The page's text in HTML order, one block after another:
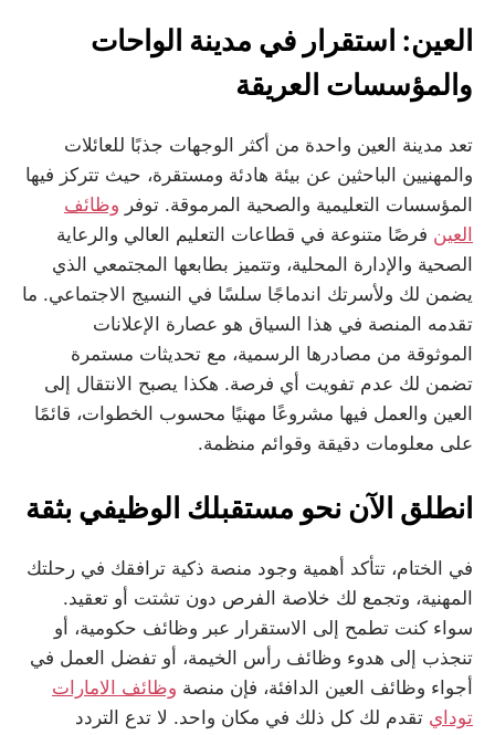
العين: استقرار في مدينة الواحات
والمؤسسات العريقة
تعد مدينة العين واحدة من أكثر الوجهات جذبًا للعائلات
والمهنيين الباحثين عن بيئة هادئة ومستقرة، حيث تتركز فيها
المؤسسات التعليمية والصحية المرموقة. توفر وظائف
العين فرصًا متنوعة في قطاعات التعليم العالي والرعاية
الصحية والإدارة المحلية، وتتميز بطابعها المجتمعي الذي
يضمن لك ولأسرتك اندماجًا سلسًا في النسيج الاجتماعي. ما
تقدمه المنصة في هذا السياق هو عصارة الإعلانات
الموثوقة من مصادرها الرسمية، مع تحديثات مستمرة
تضمن لك عدم تفويت أي فرصة. هكذا يصبح الانتقال إلى
العين والعمل فيها مشروعًا مهنيًا محسوب الخطوات، قائمًا
على معلومات دقيقة وقوائم منظمة.
انطلق الآن نحو مستقبلك الوظيفي بثقة
في الختام، تتأكد أهمية وجود منصة ذكية ترافقك في رحلتك
المهنية، وتجمع لك خلاصة الفرص دون تشتت أو تعقيد.
سواء كنت تطمح إلى الاستقرار عبر وظائف حكومية، أو
تنجذب إلى هدوء وظائف رأس الخيمة، أو تفضل العمل في
أجواء وظائف العين الدافئة، فإن منصة وظائف الامارات
توداي تقدم لك كل ذلك في مكان واحد. لا تدع التردد